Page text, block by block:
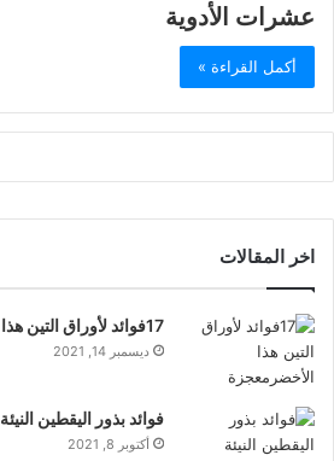
عشرات الأدوية
أكمل القراءة »
اخر المقالات
17فوائد لأوراق التين هذا الأخضر معجزة
ديسمبر 14, 2021
فوائد بذور اليقطين النيئة
أكتوبر 8, 2021